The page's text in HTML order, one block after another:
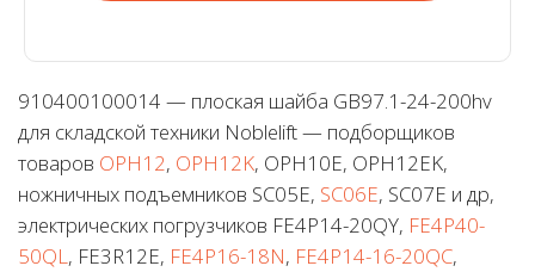
910400100014 — плоская шайба GB97.1-24-200hv
для складской техники Noblelift — подборщиков
товаров OPH12, OPH12K, OPH10E, OPH12EK,
ножничных подъемников SC05E, SC06E, SC07E и др,
электрических погрузчиков FE4P14-20QY, FE4P40-
50QL, FE3R12E, FE4P16-18N, FE4P14-16-20QC,